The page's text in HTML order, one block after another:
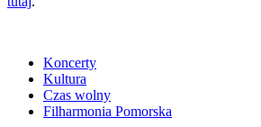
Koncerty
Kultura
Czas wolny
Filharmonia Pomorska